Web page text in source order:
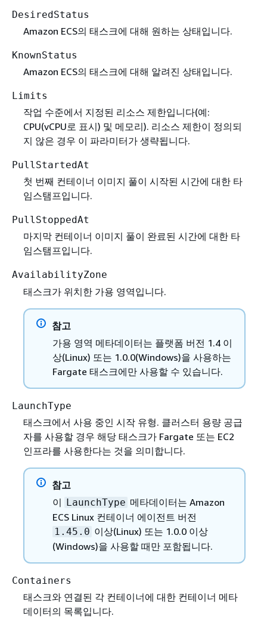
DesiredStatus
Amazon ECS의 태스크에 대해 원하는 상태입니다.
KnownStatus
Amazon ECS의 태스크에 대해 알려진 상태입니다.
Limits
작업 수준에서 지정된 리소스 제한입니다(예:
CPU(vCPU로 표시) 및 메모리). 리소스 제한이 정의되
지 않은 경우 이 파라미터가 생략됩니다.
PullStartedAt
첫 번째 컨테이너 이미지 풀이 시작된 시간에 대한 타
임스탬프입니다.
PullStoppedAt
마지막 컨테이너 이미지 풀이 완료된 시간에 대한 타
임스탬프입니다.
AvailabilityZone
태스크가 위치한 가용 영역입니다.
참고
가용 영역 메타데이터는 플랫폼 버전 1.4 이
상(Linux) 또는 1.0.0(Windows)을 사용하는
Fargate 태스크에만 사용할 수 있습니다.
LaunchType
태스크에서 사용 중인 시작 유형. 클러스터 용량 공급
자를 사용할 경우 해당 태스크가 Fargate 또는 EC2
인프라를 사용한다는 것을 의미합니다.
참고
이 LaunchType 메타데이터는 Amazon
ECS Linux 컨테이너 에이전트 버전
1.45.0 이상(Linux) 또는 1.0.0 이상
(Windows)을 사용할 때만 포함됩니다.
Containers
태스크와 연결된 각 컨테이너에 대한 컨테이너 메타
데이터의 목록입니다.